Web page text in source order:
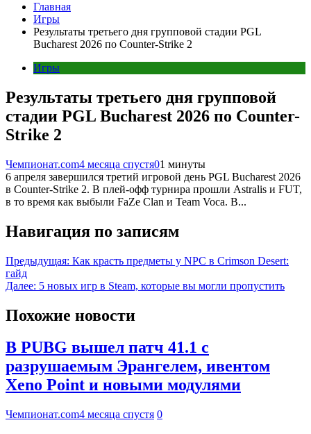
Главная
Игры
Результаты третьего дня групповой стадии PGL
Bucharest 2026 по Counter-Strike 2
Игры
Результаты третьего дня групповой
стадии PGL Bucharest 2026 по Counter-
Strike 2
Чемпионат.com4 месяца спустя01 минуты
6 апреля завершился третий игровой день PGL Bucharest 2026
в Counter-Strike 2. В плей-офф турнира прошли Astralis и FUT,
в то время как выбыли FaZe Clan и Team Voca. В...
Навигация по записям
Предыдущая: Как красть предметы у NPC в Crimson Desert:
гайд
Далее: 5 новых игр в Steam, которые вы могли пропустить
Похожие новости
В PUBG вышел патч 41.1 с
разрушаемым Эрангелем, ивентом
Xeno Point и новыми модулями
Чемпионат.com4 месяца спустя 0